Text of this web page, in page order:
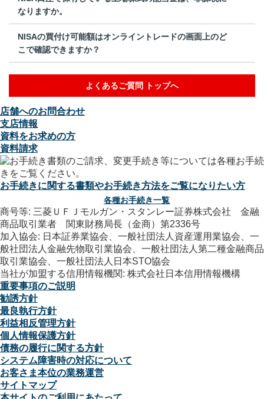
なりますか。
NISAの買付け可能額はオンライントレードの画面上のど
こで確認できますか？
よくあるご質問 トップへ
店舗へのお問合わせ
支店情報
資料をお求めの方
資料請求
お手続きに関する書類やお手続き方法をご覧になりたい方
各種お手続き一覧
商号等: 三菱ＵＦＪモルガン・スタンレー証券株式会社 金融
商品取引業者 関東財務局長（金商）第2336号
加入協会: 日本証券業協会、一般社団法人資産運用業協会、一
般社団法人金融先物取引業協会、一般社団法人第二種金融商品
取引業協会、一般社団法人日本STO協会
当社が加盟する信用情報機関: 株式会社日本信用情報機構
重要事項のご説明
勧誘方針
最良執行方針
利益相反管理方針
個人情報保護方針
債務の履行に関する方針
システム障害時の対応について
お客さま本位の業務運営
サイトマップ